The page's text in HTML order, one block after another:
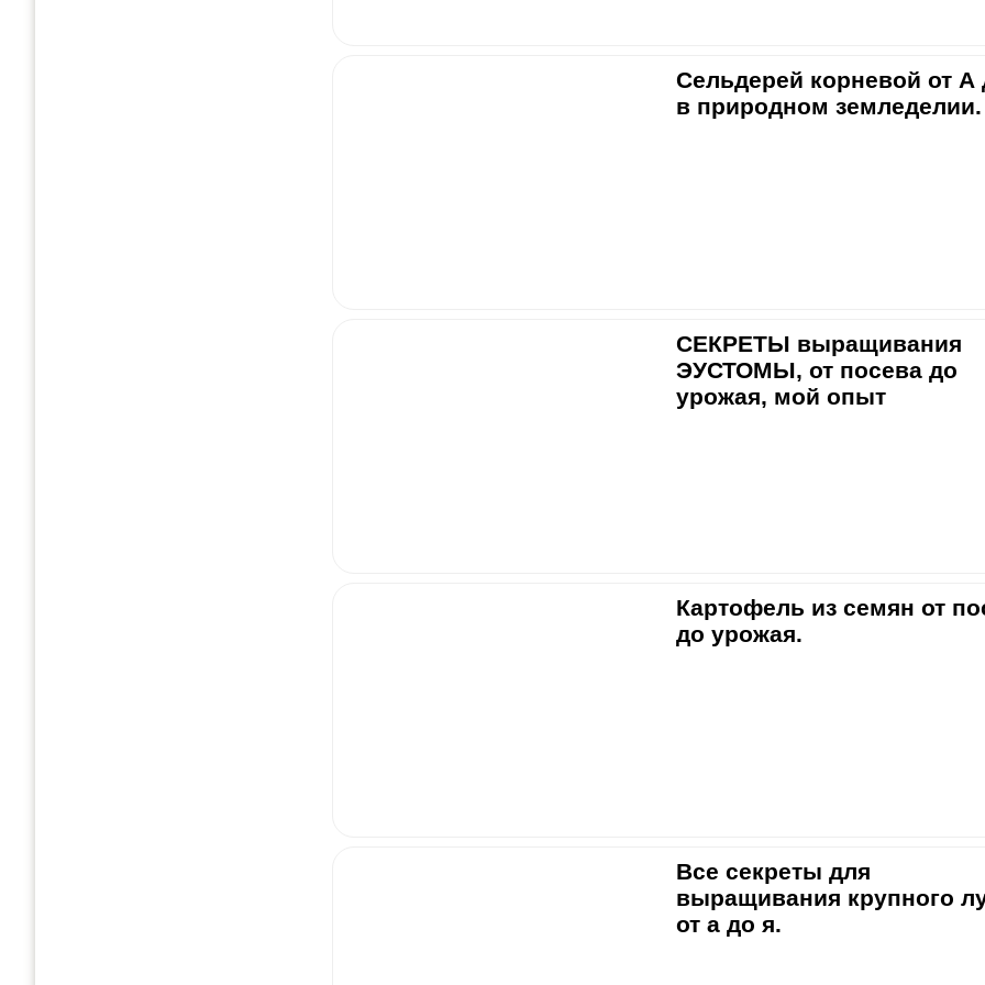
Сельдерей корневой от А
в природном земледелии.
СЕКРЕТЫ выращивания
ЭУСТОМЫ, от посева до
урожая, мой опыт
Картофель из семян от
до урожая.
Все секреты для
выращивания крупного
от а до я.